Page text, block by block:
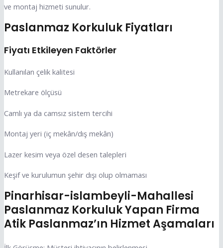
ve montaj hizmeti sunulur.
Paslanmaz Korkuluk Fiyatları
Fiyatı Etkileyen Faktörler
Kullanılan çelik kalitesi
Metrekare ölçüsü
Camlı ya da camsız sistem tercihi
Montaj yeri (iç mekân/dış mekân)
Lazer kesim veya özel desen talepleri
Keşif ve kurulumun şehir dışı olup olmaması
Pinarhisar-islambeyli-Mahallesi
Paslanmaz Korkuluk Yapan Firma
Atik Paslanmaz’ın Hizmet Aşamaları